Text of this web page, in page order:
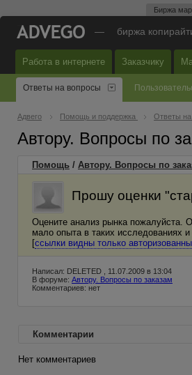
Биржа
— биржа
Работа в интернете Заказчику
Ответы на вопросы
Адвего Помощь и поддержка Ответы
Автору. Вопросы по
Помощь / Автору. Вопросы по
Прошу оценки
Оцените анализ рынка пожалуйста.
мало опыта в таких исследованиях
[ссылки видны только
Написал: DELETED , 11.07.2009 в 13:04
В форуме: Автору. Вопросы по заказам
Комментариев: нет
Комментарии
Нет комментариев